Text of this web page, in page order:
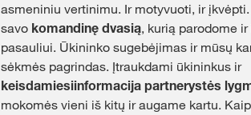
asmeniniu vertinimu. Ir motyvuoti, ir
savo komandinę dvasią, kurią parodome
pasauliui. Ūkininko sugebėjimas ir mūsų
sėkmės pagrindas. Įtraukdami ūkininkus ir
keisdamiesiinformacija partnerystės
mokomės vieni iš kitų ir augame kartu. Kaip